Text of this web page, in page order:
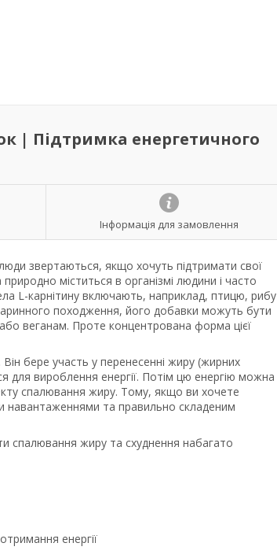
| Підтримка енергетичного
Інформація для замовлення
звертаються, якщо хочуть підтримати свої
міститься в організмі людини і часто
L-карнітину включають, наприклад, птицю, рибу
походження, його добавки можуть бути
веганам. Проте концентрована форма цієї
бере участь у перенесенні жиру (жирних
для вироблення енергії. Потім цю енергію можна
спалювання жиру. Тому, якщо ви хочете
навантаженнями та правильно складеним
спалювання жиру та схуднення набагато
енергії